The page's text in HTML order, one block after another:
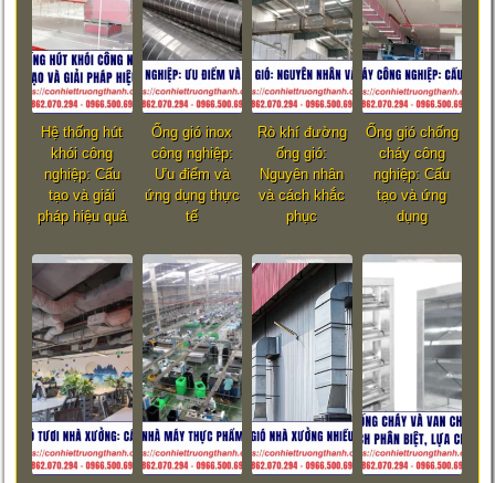
Hệ thống hút
khói công
nghiệp: Cấu
tạo và giải
pháp hiệu quả
Ống gió inox
công nghiệp:
Ưu điểm và
ứng dụng thực
tế
Rò khí đường
ống gió:
Nguyên nhân
và cách khắc
phục
Ống gió chống
cháy công
nghiệp: Cấu
tạo và ứng
dụng